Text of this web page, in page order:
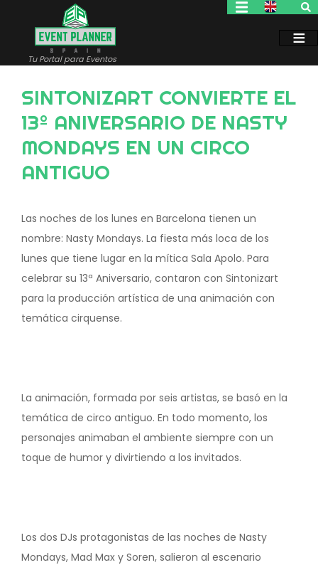
contenido
Tu Portal para Eventos
SINTONIZART CONVIERTE EL
13º ANIVERSARIO DE NASTY
MONDAYS EN UN CIRCO
ANTIGUO
Las noches de los lunes en Barcelona tienen un
nombre: Nasty Mondays. La fiesta más loca de los
lunes que tiene lugar en la mítica Sala Apolo. Para
celebrar su 13ª Aniversario, contaron con Sintonizart
para la producción artística de una animación con
temática cirquense.
La animación, formada por seis artistas, se basó en la
temática de circo antiguo. En todo momento, los
personajes animaban el ambiente siempre con un
toque de humor y divirtiendo a los invitados.
Los dos DJs protagonistas de las noches de Nasty
Mondays, Mad Max y Soren, salieron al escenario